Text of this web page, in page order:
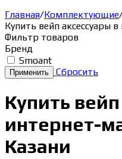
Главная/Комплектующие
Купить вейп аксессуары
Фильтр товаров
Бренд
Smoant
Сбросить
Купить
интернет-
Казани